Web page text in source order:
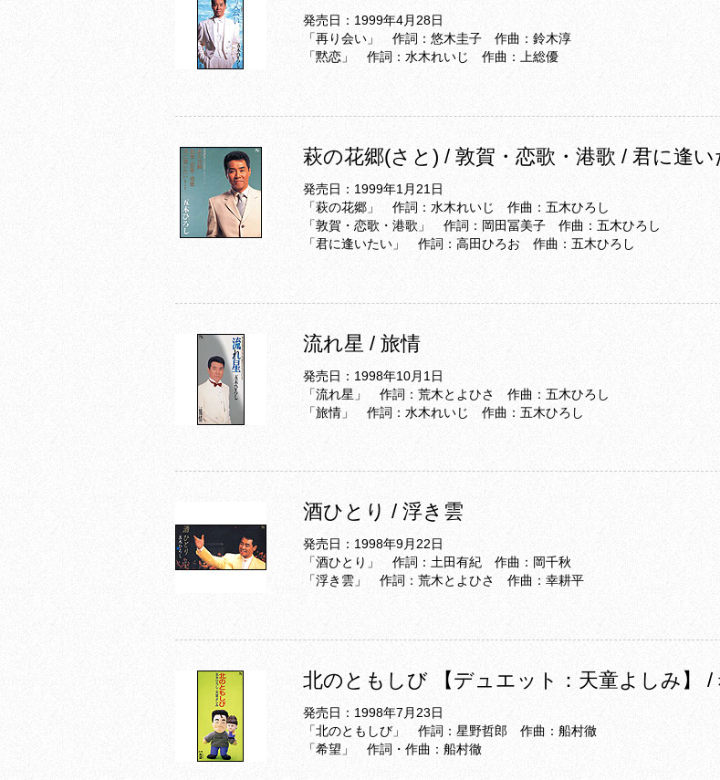
発売日：1999年4月28日
「再り会い」 作詞：悠木圭子 作曲：鈴木淳
「黙恋」 作詞：水木れいじ 作曲：上総優
萩の花郷(さと) / 敦賀・恋歌・港歌 / 君に逢い
発売日：1999年1月21日
「萩の花郷」 作詞：水木れいじ 作曲：五木ひろし
「敦賀・恋歌・港歌」 作詞：岡田冨美子 作曲：五木ひろし
「君に逢いたい」 作詞：高田ひろお 作曲：五木ひろし
流れ星 / 旅情
発売日：1998年10月1日
「流れ星」 作詞：荒木とよひさ 作曲：五木ひろし
「旅情」 作詞：水木れいじ 作曲：五木ひろし
酒ひとり / 浮き雲
発売日：1998年9月22日
「酒ひとり」 作詞：土田有紀 作曲：岡千秋
「浮き雲」 作詞：荒木とよひさ 作曲：幸耕平
北のともしび 【デュエット：天童よしみ】 /
発売日：1998年7月23日
「北のともしび」 作詞：星野哲郎 作曲：船村徹
「希望」 作詞・作曲：船村徹